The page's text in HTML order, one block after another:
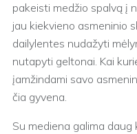
pakeisti medžio spalvą į
jau kiekvieno asmeninio
dailylentes nudažyti
nutapyti geltonai. Kai
įamžindami savo
čia gyvena.
Su mediena galima daug